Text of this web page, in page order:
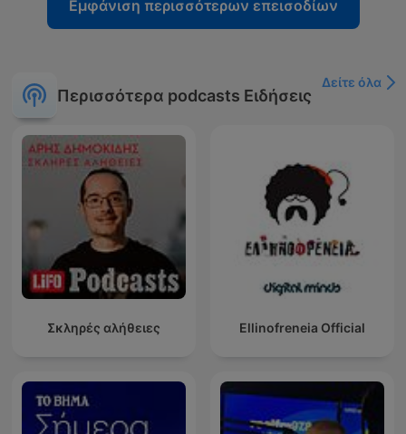
Εμφάνιση περισσότερων επεισοδίων
Περισσότερα podcasts Ειδήσεις
Δείτε όλα
Σκληρές αλήθειες Ellinofreneia Official